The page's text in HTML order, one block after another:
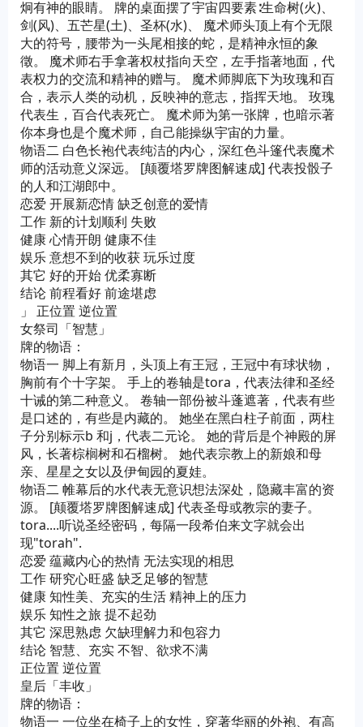
炯有神的眼睛。 牌的桌面摆了宇宙四要素∶生命树(火)、
剑(风)、五芒星(土)、圣杯(水)、 魔术师头顶上有个无限
大的符号，腰带为一头尾相接的蛇，是精神永恒的象
徵。 魔术师右手拿著权杖指向天空，左手指著地面，代
表权力的交流和精神的赠与。 魔术师脚底下为玫瑰和百
合，表示人类的动机，反映神的意志，指挥天地。 玫瑰
代表生，百合代表死亡。 魔术师为第一张牌，也暗示著
你本身也是个魔术师，自己能操纵宇宙的力量。
物语二 白色长袍代表纯洁的内心，深红色斗篷代表魔术
师的活动意义深远。 [颠覆塔罗牌图解速成] 代表投骰子
的人和江湖郎中。
恋爱 开展新恋情 缺乏创意的爱情
工作 新的计划顺利 失败
健康 心情开朗 健康不佳
娱乐 意想不到的收获 玩乐过度
其它 好的开始 优柔寡断
结论 前程看好 前途堪虑
」 正位置 逆位置
女祭司「智慧」
牌的物语：
物语一 脚上有新月，头顶上有王冠，王冠中有球状物，
胸前有个十字架。 手上的卷轴是tora，代表法律和圣经
十诫的第二种意义。 卷轴一部份被斗蓬遮著，代表有些
是口述的，有些是内藏的。 她坐在黑白柱子前面，两柱
子分别标示b 和j，代表二元论。 她的背后是个神殿的屏
风，长著棕榈树和石榴树。 她代表宗教上的新娘和母
亲、星星之女以及伊甸园的夏娃。
物语二 帷幕后的水代表无意识想法深处，隐藏丰富的资
源。 [颠覆塔罗牌图解速成] 代表圣母或教宗的妻子。
tora....听说圣经密码，每隔一段希伯来文字就会出
现"torah".
恋爱 蕴藏内心的热情 无法实现的相思
工作 研究心旺盛 缺乏足够的智慧
健康 知性美、充实的生活 精神上的压力
娱乐 知性之旅 提不起劲
其它 深思熟虑 欠缺理解力和包容力
结论 智慧、充实 不智、欲求不满
正位置 逆位置
皇后「丰收」
牌的物语：
物语一 一位坐在椅子上的女性，穿著华丽的外袍、有高